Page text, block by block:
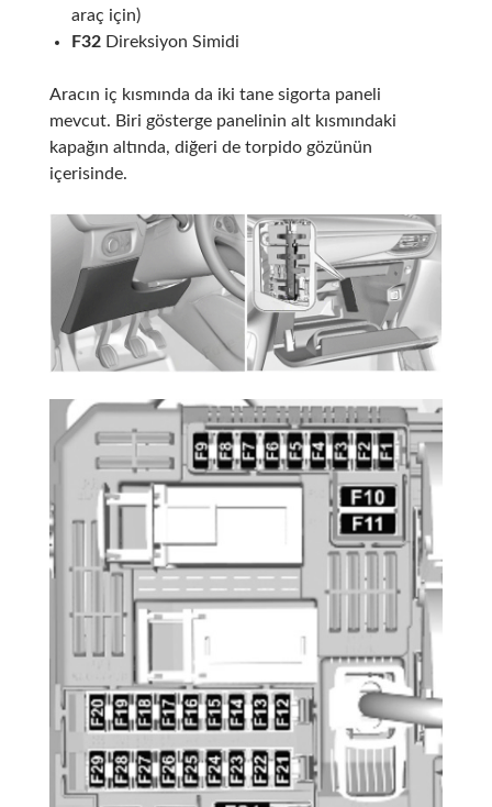
araç için)
F32Direksiyon Simidi
Aracın iç kısmında da iki tane sigorta paneli
mevcut. Biri gösterge panelinin alt kısmındaki
kapağın altında, diğeri de torpido gözünün
içerisinde.